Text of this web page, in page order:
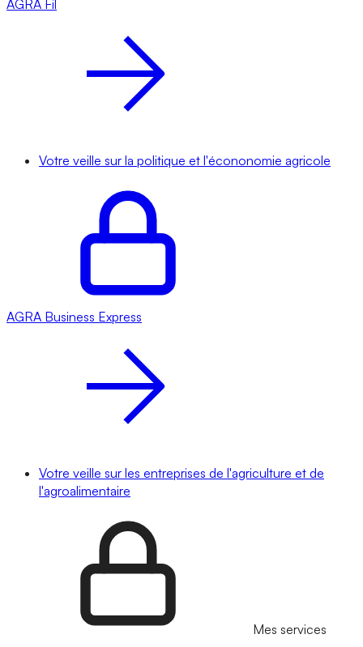
AGRA Fil
Votre veille sur la politique et l'écononomie agricole
AGRA Business Express
Votre veille sur les entreprises de l'agriculture et de
l'agroalimentaire
Mes services